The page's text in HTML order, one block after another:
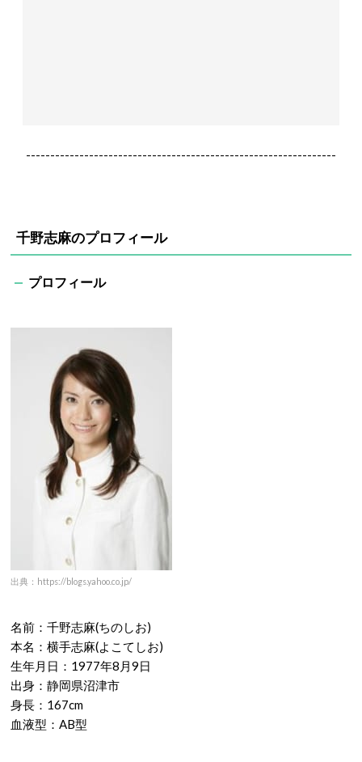
----------------------------------------------------------------
千野志麻のプロフィール
プロフィール
出典：https://blogs.yahoo.co.jp/
名前：千野志麻(ちのしお)
本名：横手志麻(よこてしお)
生年月日： 1977年8 月9日
出身：静岡県沼津市
身長： 167cm
血液型： AB型